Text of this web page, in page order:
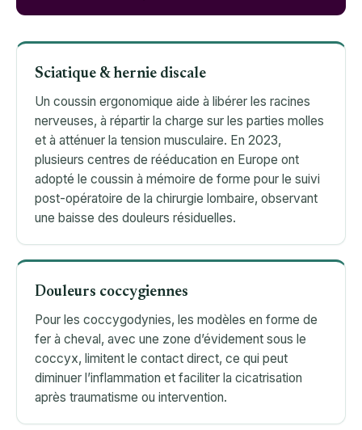
Sciatique & hernie discale
Un coussin ergonomique aide à libérer les racines
nerveuses, à répartir la charge sur les parties molles
et à atténuer la tension musculaire. En 2023,
plusieurs centres de rééducation en Europe ont
adopté le coussin à mémoire de forme pour le suivi
post-opératoire de la chirurgie lombaire, observant
une baisse des douleurs résiduelles.
Douleurs coccygiennes
Pour les coccygodynies, les modèles en forme de
fer à cheval, avec une zone d’évidement sous le
coccyx, limitent le contact direct, ce qui peut
diminuer l’inflammation et faciliter la cicatrisation
après traumatisme ou intervention.